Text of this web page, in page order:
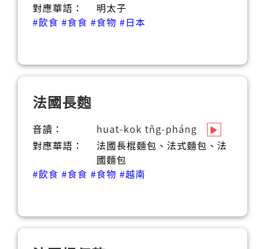
對應華語：
明太子
#飲食 #食食 #食物 #日本
法國長麭
音讀：
huat-kok tn̂g-pháng
對應華語：
法國長棍麵包、法式麵包、法
國麵包
#飲食 #食食 #食物 #越南